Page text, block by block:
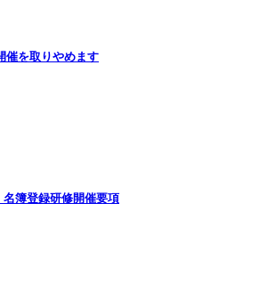
催を取りやめます
簿登録研修開催要項